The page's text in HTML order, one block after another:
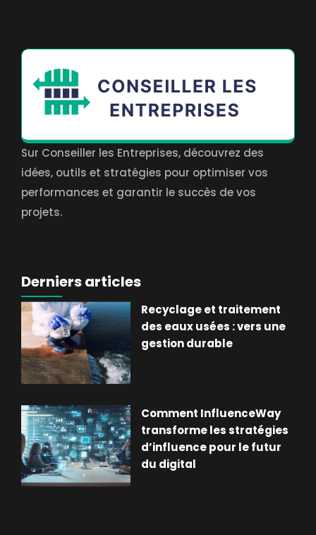
Sur Conseiller les Entreprises, découvrez des
idées, outils et stratégies pour optimiser vos
performances et garantir le succès de vos
projets.
Derniers articles
Recyclage et traitement
des eaux usées : vers une
gestion durable
Comment InfluenceWay
transforme les stratégies
d’influence pour le futur
du digital